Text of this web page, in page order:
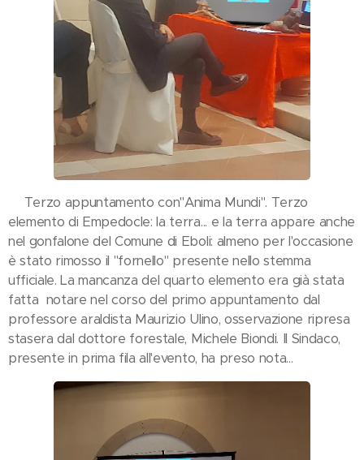
🟢Terzo appuntamento con"Anima Mundi". Terzo
elemento di Empedocle: la terra... e la terra appare anche
nel gonfalone del Comune di Eboli: almeno per l'occasione
è stato rimosso il "fornello" presente nello stemma
ufficiale. La mancanza del quarto elemento era già stata
fatta notare nel corso del primo appuntamento dal
professore araldista Maurizio Ulino, osservazione ripresa
stasera dal dottore forestale, Michele Biondi. Il Sindaco,
presente in prima fila all'evento, ha preso nota...